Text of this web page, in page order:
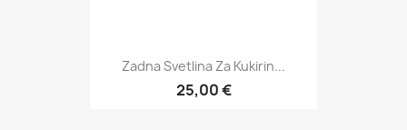
Zadna Svetlina Za Kukirin...
25,00 €